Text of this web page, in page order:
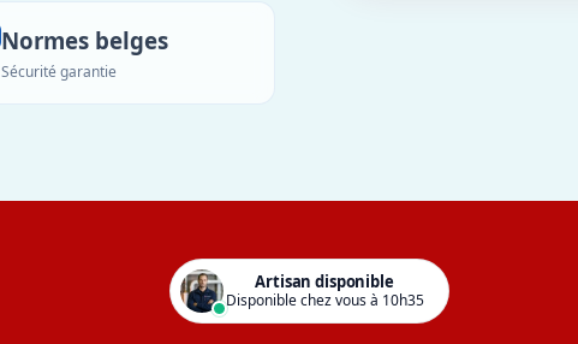
Normes belges
Sécurité garantie
Artisan disponible
Disponible chez vous à 10h35